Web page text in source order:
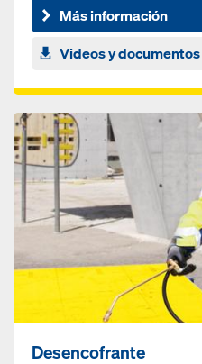
perfectas hasta el último detalle
Más información
Videos y documentos
Desencofrante